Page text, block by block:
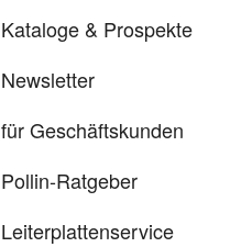
Kataloge & Prospekte
Newsletter
für Geschäftskunden
Pollin-Ratgeber
Leiterplattenservice